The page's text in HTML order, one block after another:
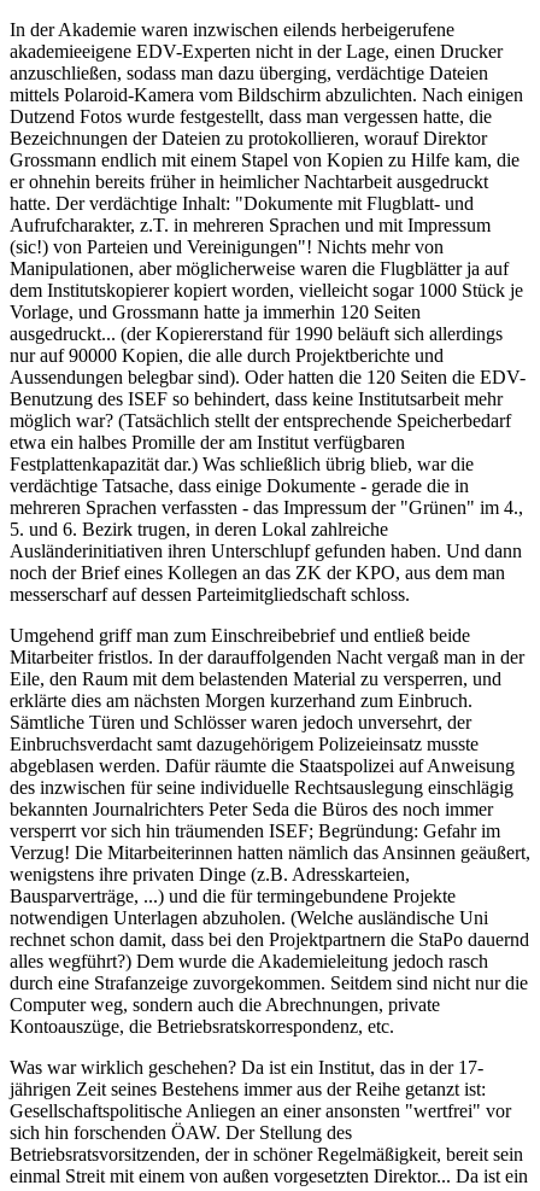
In der Akademie waren inzwischen eilends herbeigerufene
akademieeigene EDV-Experten nicht in der Lage, einen Drucker
anzuschließen, sodass man dazu überging, verdächtige Dateien
mittels Polaroid-Kamera vom Bildschirm abzulichten. Nach einigen
Dutzend Fotos wurde festgestellt, dass man vergessen hatte, die
Bezeichnungen der Dateien zu protokollieren, worauf Direktor
Grossmann endlich mit einem Stapel von Kopien zu Hilfe kam, die
er ohnehin bereits früher in heimlicher Nachtarbeit ausgedruckt
hatte. Der verdächtige Inhalt: "Dokumente mit Flugblatt- und
Aufrufcharakter, z.T. in mehreren Sprachen und mit Impressum
(sic!) von Parteien und Vereinigungen"! Nichts mehr von
Manipulationen, aber möglicherweise waren die Flugblätter ja auf
dem Institutskopierer kopiert worden, vielleicht sogar 1000 Stück je
Vorlage, und Grossmann hatte ja immerhin 120 Seiten
ausgedruckt... (der Kopiererstand für 1990 beläuft sich allerdings
nur auf 90000 Kopien, die alle durch Projektberichte und
Aussendungen belegbar sind). Oder hatten die 120 Seiten die EDV-
Benutzung des ISEF so behindert, dass keine Institutsarbeit mehr
möglich war? (Tatsächlich stellt der entsprechende Speicherbedarf
etwa ein halbes Promille der am Institut verfügbaren
Festplattenkapazität dar.) Was schließlich übrig blieb, war die
verdächtige Tatsache, dass einige Dokumente - gerade die in
mehreren Sprachen verfassten - das Impressum der "Grünen" im 4.,
5. und 6. Bezirk trugen, in deren Lokal zahlreiche
Ausländerinitiativen ihren Unterschlupf gefunden haben. Und dann
noch der Brief eines Kollegen an das ZK der KPO, aus dem man
messerscharf auf dessen Parteimitgliedschaft schloss.
Umgehend griff man zum Einschreibebrief und entließ beide
Mitarbeiter fristlos. In der darauffolgenden Nacht vergaß man in der
Eile, den Raum mit dem belastenden Material zu versperren, und
erklärte dies am nächsten Morgen kurzerhand zum Einbruch.
Sämtliche Türen und Schlösser waren jedoch unversehrt, der
Einbruchsverdacht samt dazugehörigem Polizeieinsatz musste
abgeblasen werden. Dafür räumte die Staatspolizei auf Anweisung
des inzwischen für seine individuelle Rechtsauslegung einschlägig
bekannten Journalrichters Peter Seda die Büros des noch immer
versperrt vor sich hin träumenden ISEF; Begründung: Gefahr im
Verzug! Die Mitarbeiterinnen hatten nämlich das Ansinnen geäußert,
wenigstens ihre privaten Dinge (z.B. Adresskarteien,
Bausparverträge, ...) und die für termingebundene Projekte
notwendigen Unterlagen abzuholen. (Welche ausländische Uni
rechnet schon damit, dass bei den Projektpartnern die StaPo dauernd
alles wegführt?) Dem wurde die Akademieleitung jedoch rasch
durch eine Strafanzeige zuvorgekommen. Seitdem sind nicht nur die
Computer weg, sondern auch die Abrechnungen, private
Kontoauszüge, die Betriebsratskorrespondenz, etc.
Was war wirklich geschehen? Da ist ein Institut, das in der 17-
jährigen Zeit seines Bestehens immer aus der Reihe getanzt ist:
Gesellschaftspolitische Anliegen an einer ansonsten "wertfrei" vor
sich hin forschenden ÖAW. Der Stellung des
Betriebsratsvorsitzenden, der in schöner Regelmäßigkeit, bereit sein
einmal Streit mit einem von außen vorgesetzten Direktor... Da ist ein